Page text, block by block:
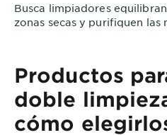
Busca limpiadores
zonas secas y purifiquen las
Productos
doble
cómo